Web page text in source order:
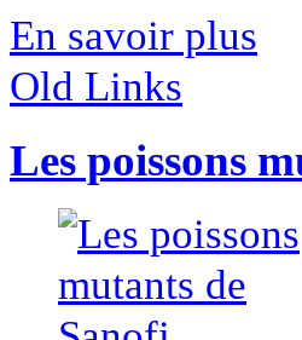
En savoir plus
Old Links
Les poissons